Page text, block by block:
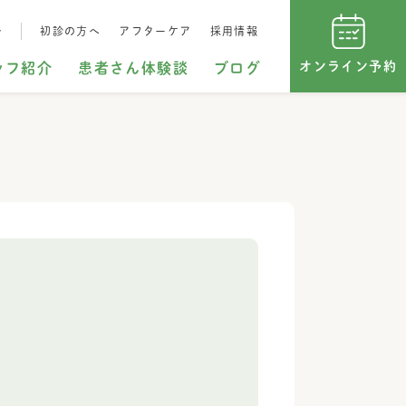
初診の方へ アフターケア 採用情報
フ紹介 患者さん体験談 ブログ オンライン予約